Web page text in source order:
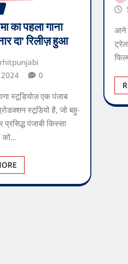
का पहला गाना
दा’ रिलीज़ हुआ
0
स्टूडियोज़ एक पंजाब
स्टूडियो है, जो बहु-
प्रसिद्ध पंजाबी किस्सा
को…
आने